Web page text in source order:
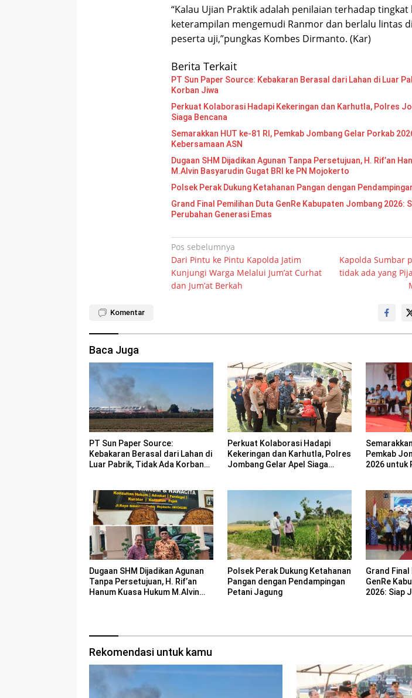
“Kalau Ujian Praktik adalah penilaian terhadap
keterampilan mengemudi Ranmor dan berlalu lintas
peserta uji,”pungkas Kombes Dirmanto. (Kar)
Berita Terkait
PT Sun Paper Source: Kebakaran Berasal dari Lahan di Luar
Korban Jiwa
Perkuat Kolaborasi Hadapi Kekeringan dan Karhutla, Polres
Siaga Bencana
Semarakkan HUT ke-81 RI, Pemkab Jombang Gelar Porkab
Kebersamaan ASN
Dugaan SHM Dijadikan Agunan Tanpa Persetujuan, H. Rif’an
M.Alvin Basyarudin Gugat BRI ke PN Mojokerto
Polsek Perak Dukung Ketahanan Pangan dengan
Grand Final Pemilihan Duta GenRe Kabupaten Jombang 2026: Siap Jadi Agen
Perubahan Generasi Emas
Navigasi
pos
Pos sebelumnya
Dari Pintu ke Pintu Kapolda Jatim
Kunjungi Warga Melalui Jum’at Curhat
dan Jum’at Berkah
Kapolda Sumbar
tidak ada yang
Komentar
Baca Juga
PT Sun Paper Source:
Kebakaran Berasal dari Lahan di
Luar Pabrik, Tidak Ada Korban
Perkuat Kolaborasi Hadapi
Kekeringan dan Karhutla, Polres
Jombang Gelar Apel Siaga
Pemkab
2026 untuk
Dugaan SHM Dijadikan Agunan
Tanpa Persetujuan, H. Rif’an
Hanum Kuasa Hukum M.Alvin
Polsek Perak Dukung Ketahanan
Pangan dengan Pendampingan
Petani Jagung
Grand Final
GenRe
2026: Siap
Rekomendasi untuk kamu